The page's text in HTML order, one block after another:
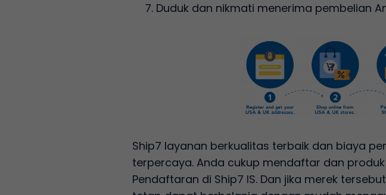
Duduk dan nikmati menerima pembelian
Ship7 layanan berkualitas terbaik dan biaya
terpercaya. Anda cukup mendaftar dan
Pendaftaran di Ship7 IS. Dan jika merek